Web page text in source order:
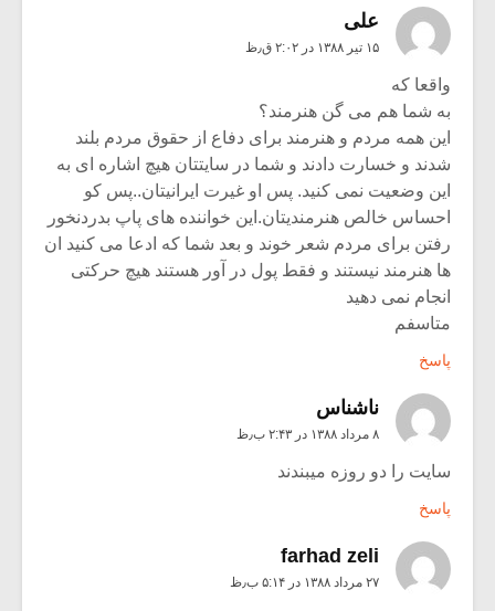
علی
۱۵ تیر ۱۳۸۸ در ۲:۰۲ ق٫ظ
واقعا که
به شما هم می گن هنرمند؟
این همه مردم و هنرمند برای دفاع از حقوق مردم بلند
شدند و خسارت دادند و شما در سایتتان هیچ اشاره ای به
این وضعیت نمی کنید. پس او غیرت ایرانیتان..پس کو
احساس خالص هنرمندیتان.این خواننده های پاپ بدردنخور
رفتن برای مردم شعر خوند و بعد شما که ادعا می کنید ان
ها هنرمند نیستند و فقط پول در آور هستند هیچ حرکتی
انجام نمی دهید
متاسفم
پاسخ
ناشناس
۸ مرداد ۱۳۸۸ در ۲:۴۳ ب٫ظ
سایت را دو روزه میبندند
پاسخ
farhad zeli
۲۷ مرداد ۱۳۸۸ در ۵:۱۴ ب٫ظ